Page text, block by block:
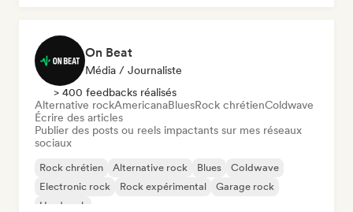
On Beat
Média / Journaliste
> 400 feedbacks réalisés
Alternative rockAmericanaBluesRock chrétienColdwave
Écrire des articles
Publier des posts ou reels impactants sur mes réseaux
sociaux
Rock chrétien Alternative rock Blues
Coldwave
Electronic rock
Rock expérimental
Garage rock
Hard rock